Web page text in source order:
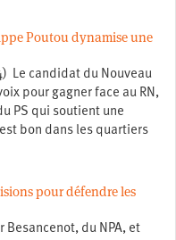
Poutou dynamise une
Le candidat du Nouveau
pour gagner face au RN,
PS qui soutient une
bon dans les quartiers
pour défendre les
du NPA, et